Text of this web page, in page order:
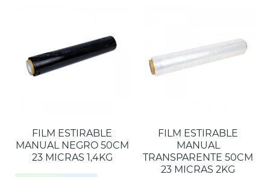
FILM ESTIRABLE
MANUAL NEGRO 50CM
23 MICRAS 1,4KG
FILM ESTIRABLE
MANUAL
TRANSPARENTE 50CM
23 MICRAS 2KG